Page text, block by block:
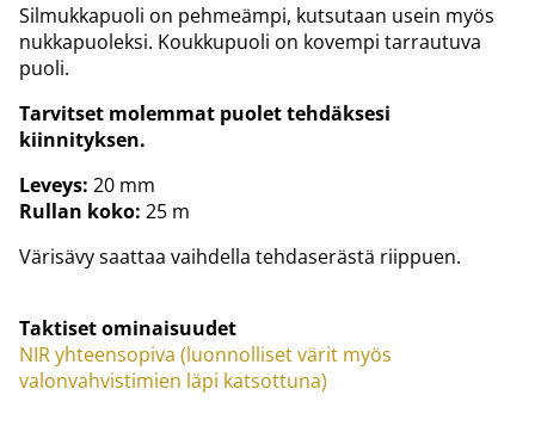
Silmukkapuoli on pehmeämpi, kutsutaan usein myös
nukkapuoleksi. Koukkupuoli on kovempi tarrautuva
puoli.
Tarvitset molemmat puolet tehdäksesi
kiinnityksen.
Leveys: 20 mm
Rullan koko: 25 m
Värisävy saattaa vaihdella tehdaserästä riippuen.
Taktiset ominaisuudet
NIR yhteensopiva (luonnolliset värit myös
valonvahvistimien läpi katsottuna)